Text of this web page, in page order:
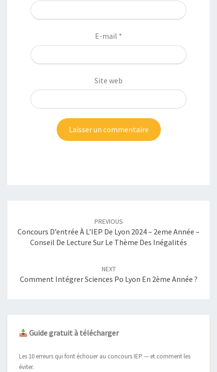
E-mail *
Site web
PREVIOUS
Concours D’entrée À L’IEP De Lyon 2024 – 2eme Année –
Conseil De Lecture Sur Le Thème Des Inégalités
NEXT
Comment Intégrer Sciences Po Lyon En 2ème Année ?
Guide gratuit à télécharger
Les 10 erreurs qui font échouer au concours IEP — et comment les
éviter.